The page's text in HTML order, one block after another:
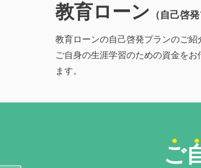
教育ローン （自己啓
教育ローンの自己啓発プランのご
ご自身の生涯学習のための資金を
ます。
ご